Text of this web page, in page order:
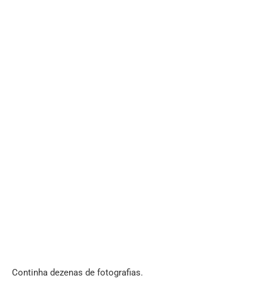
Continha dezenas de fotografias.